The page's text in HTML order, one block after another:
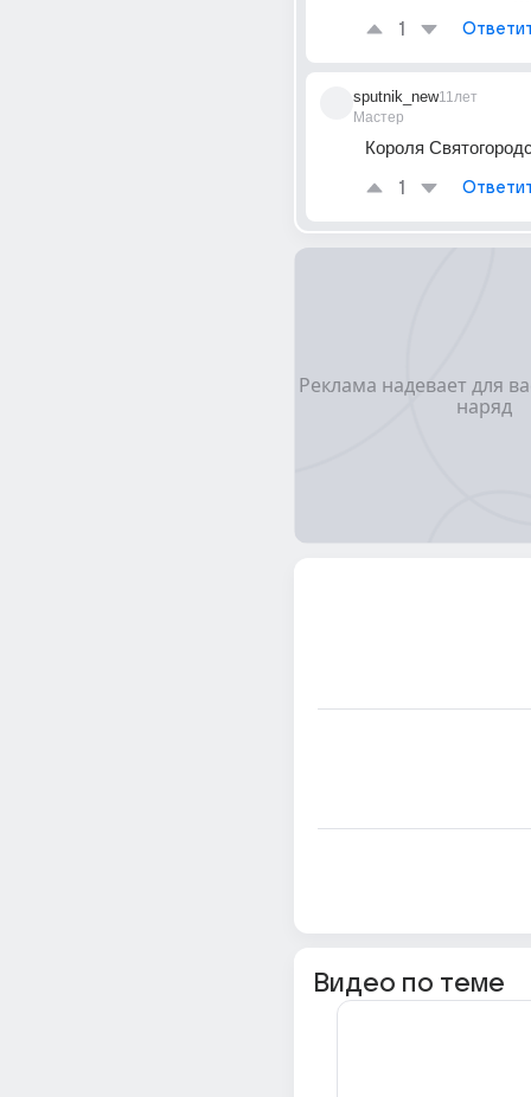
1
sputnik_new
Мастер
11лет
Короля
1
Видео по теме